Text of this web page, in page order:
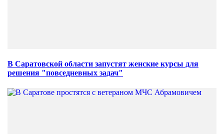
В Саратовской области запустят женские курсы для
решения "повседневных задач"